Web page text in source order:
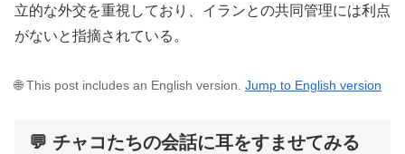
立的な外交を重視しており、イランとの共同管理には利点
がないと指摘されている。
🌐 This post includes an English version. Jump to English version
💬 チャコたちの会話に耳をすませてみる